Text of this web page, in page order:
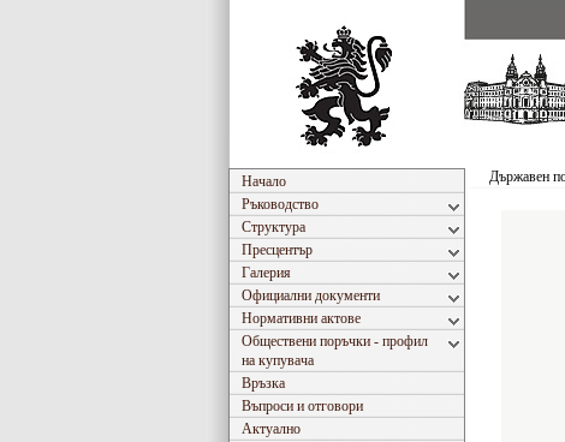
Начало
Ръководство
Структура
Пресцентър
Галерия
Официални документи
Нормативни актове
Обществени поръчки - профил
на купувача
Връзка
Въпроси и отговори
Актуално
Държавен